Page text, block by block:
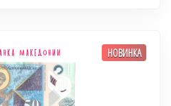
НОВИНКА